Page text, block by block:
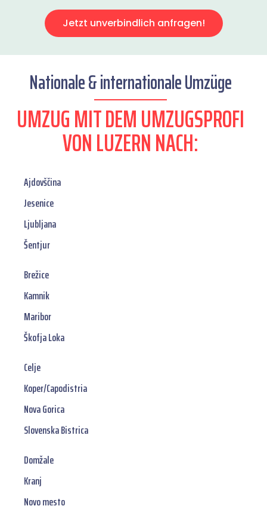
Jetzt unverbindlich anfragen!
Nationale & internationale Umzüge
UMZUG MIT DEM UMZUGSPROFI
VON LUZERN NACH:
Ajdovščina
Jesenice
Ljubljana
Šentjur
Brežice
Kamnik
Maribor
Škofja Loka
Celje
Koper/Capodistria
Nova Gorica
Slovenska Bistrica
Domžale
Kranj
Novo mesto